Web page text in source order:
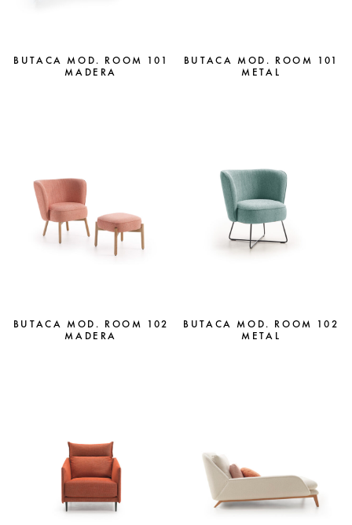
BUTACA MOD. ROOM 101
MADERA
BUTACA MOD. ROOM 101
METAL
BUTACA MOD. ROOM 102
MADERA
BUTACA MOD. ROOM 102
METAL